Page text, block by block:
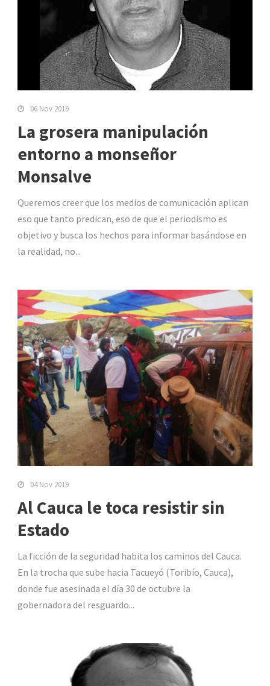
06 Nov 2019
La grosera manipulación
entorno a monseñor
Monsalve
Queremos creer que los medios de comunicación aplican
eso que tanto predican, eso de que el periodismo es
objetivo y busca los hechos para informar basándose en
la realidad, no...
04 Nov 2019
Al Cauca le toca resistir sin
Estado
La ficción de la seguridad habita los caminos del Cauca.
En la trocha que sube hacia Tacueyó (Toribío, Cauca),
donde fue asesinada el día 30 de octubre la
gobernadora del resguardo...